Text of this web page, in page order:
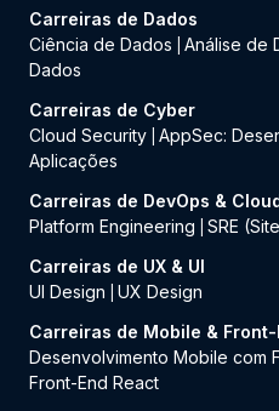
Carreiras de Dados
Ciência de Dados
Análise de
Dados
Carreiras de Cyber
Cloud Security AppSec:
Aplicações
Carreiras de DevOps &
Platform Engineering
SRE
Carreiras de UX & UI
UI Design
UX Design
Carreiras de Mobile & Front-
Desenvolvimento Mobile com
Front-End React